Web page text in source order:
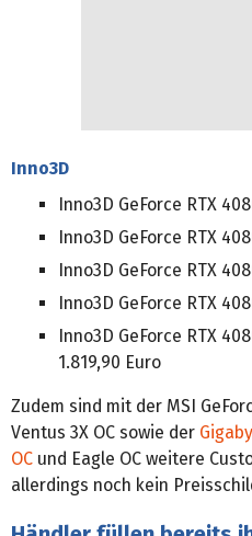
Inno3D
Inno3D GeForce RTX
Inno3D GeForce RTX
Inno3D GeForce RTX
Inno3D GeForce RTX
Inno3D GeForce RTX
1.819,90 Euro
Zudem sind mit der MSI
Ventus 3X OC sowie der
OC und Eagle OC weitere
allerdings noch kein